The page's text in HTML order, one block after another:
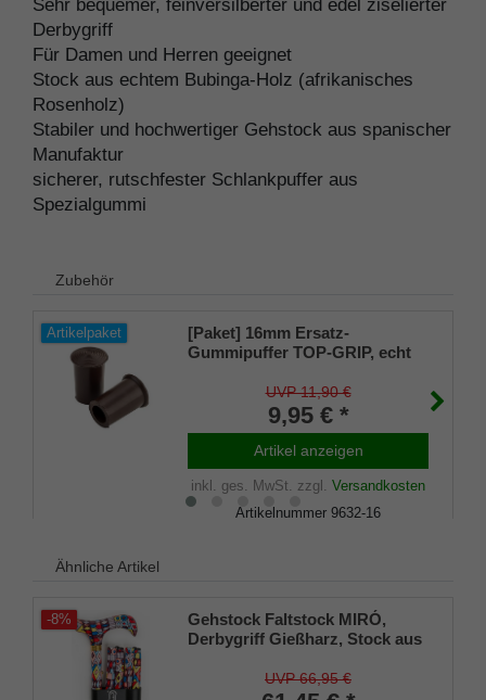
Sehr bequemer, feinversilberter und edel ziselierter
Derbygriff
Für Damen und Herren geeignet
Stock aus echtem Bubinga-Holz (afrikanisches
Rosenholz)
Stabiler und hochwertiger Gehstock aus spanischer
Manufaktur
sicherer, rutschfester Schlankpuffer aus
Spezialgummi
Zubehör
Artikelpaket
[Paket] 16mm Ersatz-
Gummipuffer TOP-GRIP, echt
UVP 11,90 €
9,95 € *
Artikel anzeigen
inkl. ges. MwSt. zzgl. Versandkosten
Artikelnummer 9632-16
Ähnliche Artikel
-8%
Gehstock Faltstock MIRÓ,
Derbygriff Gießharz, Stock aus
faltbar, inklusiv Schlankpuffer,
UVP 66,95 €